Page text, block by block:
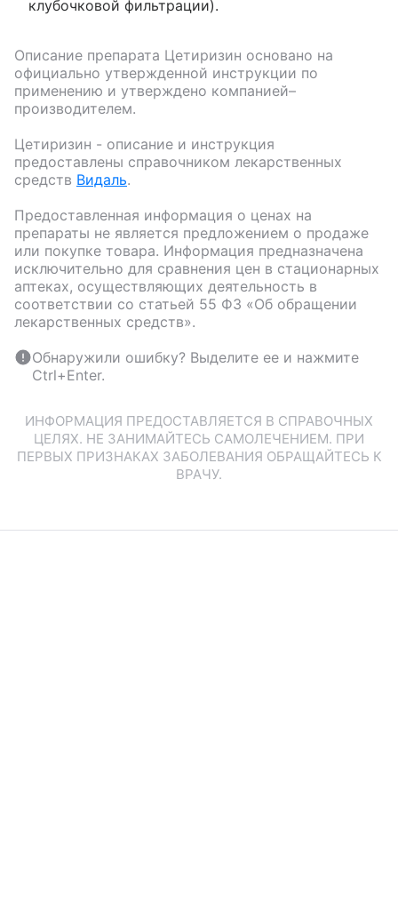
клубочковой фильтрации).
Описание препарата Цетиризин основано на
официально утвержденной инструкции по
применению и утверждено компанией–
производителем.
Цетиризин - описание и инструкция
предоставлены справочником лекарственных
средств Видаль.
Предоставленная информация о ценах на
препараты не является предложением о продаже
или покупке товара. Информация предназначена
исключительно для сравнения цен в стационарных
аптеках, осуществляющих деятельность в
соответствии со статьей 55 ФЗ «Об обращении
лекарственных средств».
Обнаружили ошибку? Выделите ее и нажмите
Ctrl+Enter.
ИНФОРМАЦИЯ ПРЕДОСТАВЛЯЕТСЯ В СПРАВОЧНЫХ
ЦЕЛЯХ. НЕ ЗАНИМАЙТЕСЬ САМОЛЕЧЕНИЕМ. ПРИ
ПЕРВЫХ ПРИЗНАКАХ ЗАБОЛЕВАНИЯ ОБРАЩАЙТЕСЬ К
ВРАЧУ.